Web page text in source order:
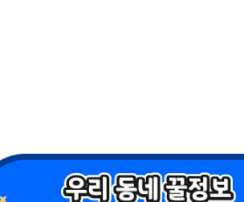
활 통합정보 전문가
약계층의 아이들을 위해
있다는 것 알고계셨나요?